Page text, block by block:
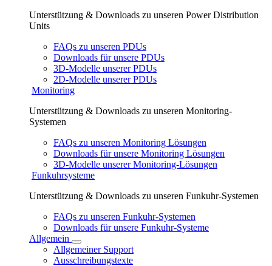
Unterstützung & Downloads zu unseren Power Distribution
Units
FAQs zu unseren PDUs
Downloads für unsere PDUs
3D-Modelle unserer PDUs
2D-Modelle unserer PDUs
Monitoring
Unterstützung & Downloads zu unseren Monitoring-
Systemen
FAQs zu unseren Monitoring Lösungen
Downloads für unsere Monitoring Lösungen
3D-Modelle unserer Monitoring-Lösungen
Funkuhrsysteme
Unterstützung & Downloads zu unseren Funkuhr-Systemen
FAQs zu unseren Funkuhr-Systemen
Downloads für unsere Funkuhr-Systeme
Allgemein
Allgemeiner Support
Ausschreibungstexte